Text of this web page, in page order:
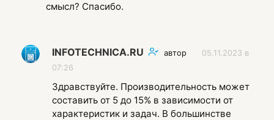
смысл? Спасибо.
INFOTECHNICA.RU автор
05.11.2023 в
07:26
Здравствуйте. Производительность может
составить от 5 до 15% в зависимости от
характеристик и задач. В большинстве